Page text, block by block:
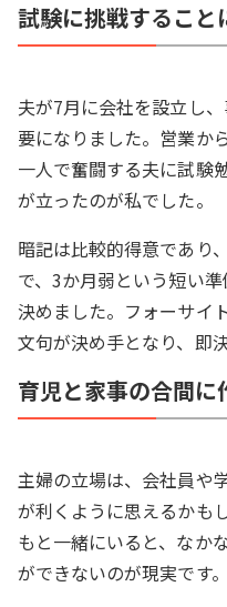
試験に挑戦すること
夫が7月に会社を設立し
要になりました。営業か
一人で奮闘する夫に試験
が立ったのが私でした。
暗記は比較的得意であり
で、3か月弱という短い
決めました。フォーサイ
文句が決め手となり、即
育児と家事の合間に
主婦の立場は、会社員や
が利くように思えるかも
もと一緒にいると、なか
ができないのが現実です。